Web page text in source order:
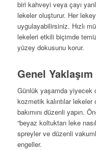
biri kahveyi veya çayı
lekeler oluşturur. Her
uygulayabilirsiniz. Hızlı
lekeleri etkili biçimde
yüzey dokusunu korur.
Genel Yaklaşım
Günlük yaşamda yiyecek
kozmetik kalıntılar lekeler
bakımını düzenli yapın.
“beyaz koltuktan leke
spreyler ve düzenli
engeller.